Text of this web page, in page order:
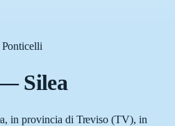
Silea
in provincia di Treviso (TV), in